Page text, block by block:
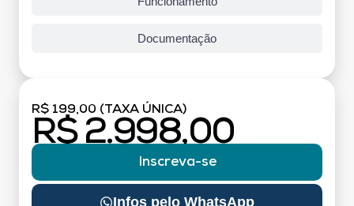
Documentação
R$ 199,00 (TAXA ÚNICA)
R$ 2.998,00
Inscreva-se
Infos pelo WhatsApp